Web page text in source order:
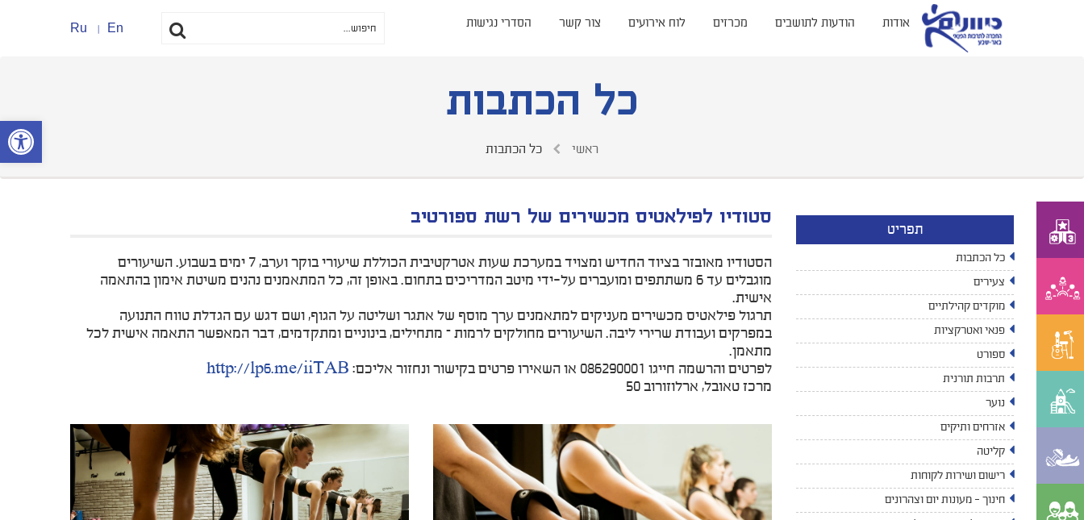
פתח סרגל
אודות הודעות לתושבים מכרזים לוח אירועים צור קשר הסדרי נגישות En
Ru
כל הכתבות
ראשי כל הכתבות
תפריט
כל הכתבות
צעירים
מוקדים קהילתיים
פנאי ואטרקציות
ספורט
תרבות תורנית
נוער
אזרחים ותיקים
קליטה
רישום ושירות לקוחות
חינוך - מעונות יום וצהרונים
סטודיו לפילאטיס מכשירים של רשת ספורטיב
הסטודיו מאובזר בציוד החדיש ומצויד במערכת שעות אטרקטיבית הכוללת שיעורי בוקר וערב, 7 ימים בשבוע. השיעורים
מוגבלים עד 6 משתתפים ומועברים על-ידי מיטב המדריכים בתחום. באופן זה, כל המתאמנים נהנים משיטת אימון בהתאמה
אישית.
תרגול פילאטיס מכשירים מעניקים למתאמנים ערך מוסף של אתגר ושליטה על הגוף, ושם דגש עם הגדלת טווח התנועה
במפרקים ועבודת שרירי ליבה. השיעורים מחולקים לרמות – מתחילים, בינוניים ומתקדמים, דבר המאפשר התאמה אישית לכל
מתאמן.
לפרטים והרשמה חייגו 086290001 או השאירו פרטים בקישור ונחזור אליכם:
http://lp6.me/iiTAB
מרכז טאובל, ארלוזורוב 50